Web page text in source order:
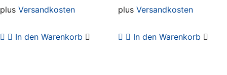
Produktseite
gewählt
plus Versandkosten
In den Warenkorb
plus Versandkosten
In den Warenkorb